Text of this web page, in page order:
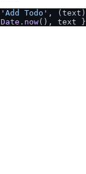
'Add Todo' , ( text
Date . now(), text